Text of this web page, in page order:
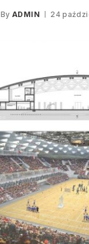
By ADMIN 24